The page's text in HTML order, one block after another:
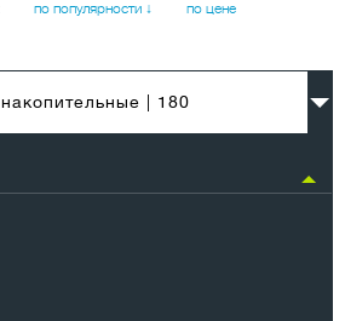
по популярности ↓ по цене
| 180